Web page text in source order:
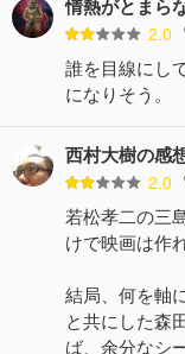
情熱がとまら
2.0
誰を目線にし
になりそう。
西村大樹の感
2.0
若松孝二の三
けで映画は作
結局、何を軸
と共にした森
ば、余分なシ